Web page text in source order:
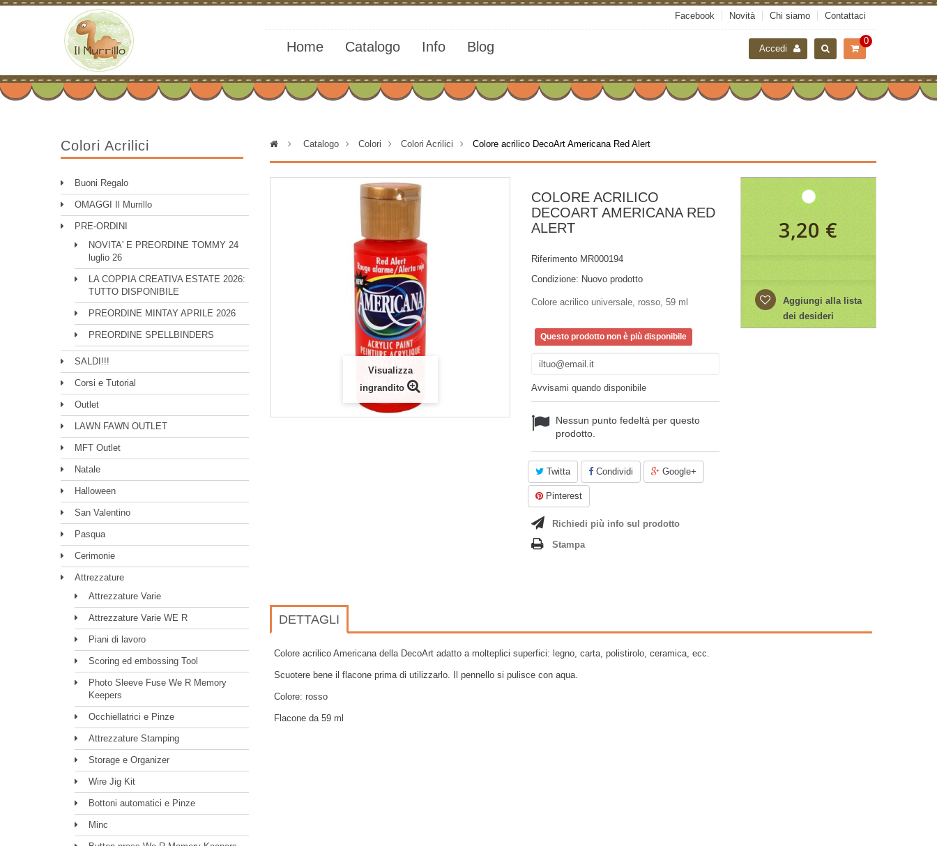
Facebook Novità Chi siamo Contattaci
0
Home Catalogo Info Blog Accedi
Colori Acrilici
Buoni Regalo
OMAGGI Il Murrillo
PRE-ORDINI
NOVITA' E PREORDINE TOMMY 24
luglio 26
LA COPPIA CREATIVA ESTATE 2026:
TUTTO DISPONIBILE
PREORDINE MINTAY APRILE 2026
PREORDINE SPELLBINDERS
SALDI!!!
Corsi e Tutorial
Outlet
LAWN FAWN OUTLET
MFT Outlet
Natale
Halloween
San Valentino
Pasqua
Cerimonie
Attrezzature
Attrezzature Varie
Attrezzature Varie WE R
Piani di lavoro
Scoring ed embossing Tool
Photo Sleeve Fuse We R Memory
Keepers
Occhiellatrici e Pinze
Attrezzature Stamping
Storage e Organizer
Wire Jig Kit
Bottoni automatici e Pinze
Minc
> Catalogo > Colori > Colori Acrilici > Colore acrilico DecoArt Americana Red Alert
Visualizza
ingrandito
COLORE ACRILICO
DECOART AMERICANA RED
ALERT
Riferimento MR000194
Condizione: Nuovo prodotto
Colore acrilico universale, rosso, 59 ml
Questo prodotto non è più disponibile
Avvisami quando disponibile
Nessun punto fedeltà per questo
prodotto.
Twitta Condividi Google+
Pinterest
Richiedi più info sul prodotto
Stampa
3,20 €
Aggiungi alla lista
dei desideri
DETTAGLI
Colore acrilico Americana della DecoArt adatto a molteplici superfici: legno, carta, polistirolo, ceramica, ecc.
Scuotere bene il flacone prima di utilizzarlo. Il pennello si pulisce con aqua.
Colore: rosso
Flacone da 59 ml